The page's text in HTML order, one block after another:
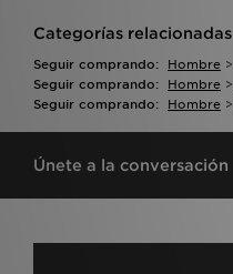
Categorías relacionadas
Seguir comprando: Hombre >
Seguir comprando:
Hombre >
Seguir comprando:
Hombre >
Únete a la conversación